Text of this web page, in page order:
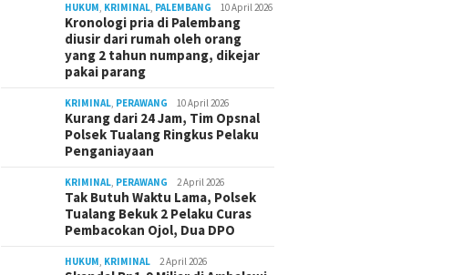
HUKUM, KRIMINAL, PALEMBANG 10 April 2026
Kronologi pria di Palembang
diusir dari rumah oleh orang
yang 2 tahun numpang, dikejar
pakai parang
KRIMINAL, PERAWANG 10 April 2026
Kurang dari 24 Jam, Tim Opsnal
Polsek Tualang Ringkus Pelaku
Penganiayaan
KRIMINAL, PERAWANG 2 April 2026
Tak Butuh Waktu Lama, Polsek
Tualang Bekuk 2 Pelaku Curas
Pembacokan Ojol, Dua DPO
HUKUM, KRIMINAL 2 April 2026